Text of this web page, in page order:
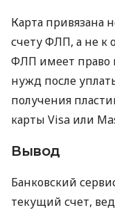
Карта привязана
счету ФЛП, а не к
ФЛП имеет право
нужд после
получения
карты Visa или
Вывод
Банковский
текущий счет,